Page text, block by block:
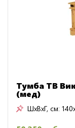
Тумба ТВ
(мед)
ШxВxГ, см: